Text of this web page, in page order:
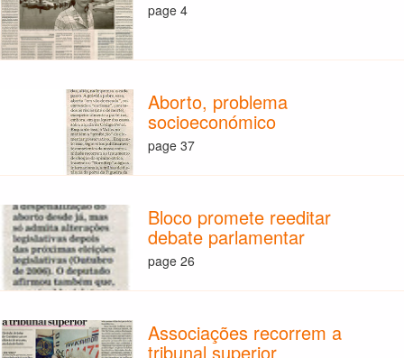
page 4
Aborto, problema
socioeconómico
page 37
Bloco promete reeditar
debate parlamentar
page 26
Associações recorrem a
tribunal superior